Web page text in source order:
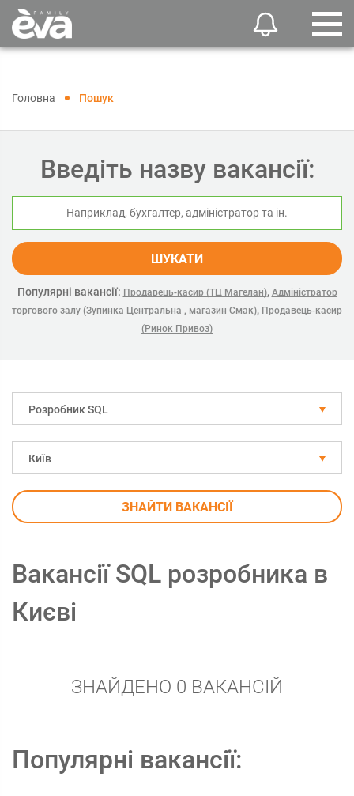
Головна Пошук
Введіть назву вакансії:
ШУКАТИ
Популярні вакансії: Продавець-касир (ТЦ Магелан), Адміністратор
торгового залу (Зупинка Центральна , магазин Смак), Продавець-касир
(Ринок Привоз)
Розробник SQL
Київ
ЗНАЙТИ ВАКАНСІЇ
Вакансії SQL розробника в
Києві
ЗНАЙДЕНО 0 ВАКАНСІЙ
Популярні вакансії: